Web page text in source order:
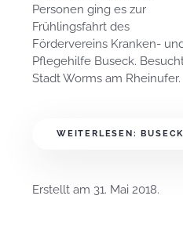
Personen ging es zur
Frühlingsfahrt des
Fördervereins Kranken-
Pflegehilfe Buseck.
Stadt Worms am Rheinufer.
WEITERLESEN:
Erstellt am 31. Mai 2018.